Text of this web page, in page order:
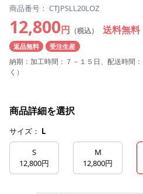
商品番号： CTJPSLL20LOZ
12,800円 （税込） 送料無料
返品無料 受注生産
納期：加工時間：７－１５日、配送時間
く）
商品詳細を選択
サイズ： L
S
12,800円
M
12,800円